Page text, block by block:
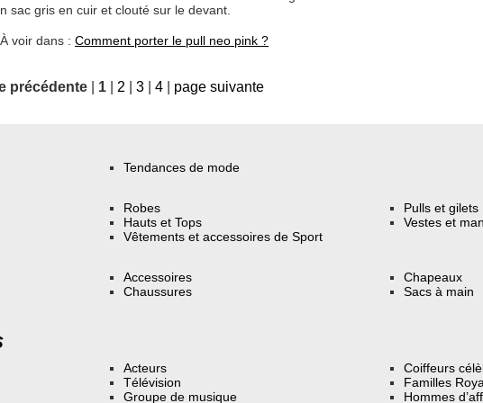
sac gris en cuir et clouté sur le devant.
À voir dans :Comment porter le pull neo pink ?
précédente 1 2 3 4 page suivante
Tendances de mode
Robes
Hauts et Tops
Vêtements et accessoires de Sport
Pulls et gilets
Vestes et
Accessoires
Chaussures
Chapeaux
Sacs à main
Acteurs
Télévision
Groupe de musique
Coiffeurs
Familles
Hommes